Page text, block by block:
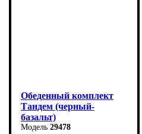
Обеденный комплект
Тандем (черный-
базальт)
29478